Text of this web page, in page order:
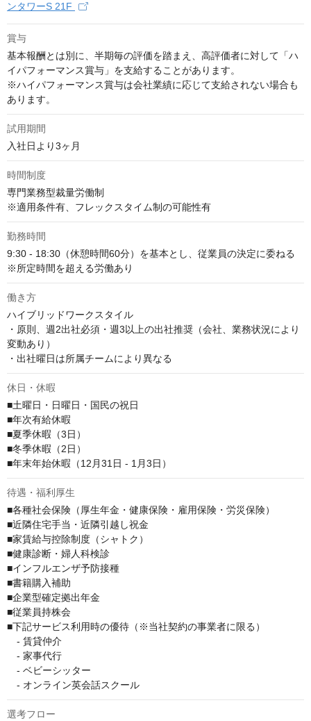
ンタワーS 21F
賞与
基本報酬とは別に、半期毎の評価を踏まえ、高評価者に対して「ハ
イパフォーマンス賞与」を支給することがあります。
※ハイパフォーマンス賞与は会社業績に応じて支給されない場合も
あります。
試用期間
入社日より3ヶ月
時間制度
専門業務型裁量労働制
※適用条件有、フレックスタイム制の可能性有
勤務時間
9:30 - 18:30（休憩時間60分）を基本とし、従業員の決定に委ねる
※所定時間を超える労働あり
働き方
ハイブリッドワークスタイル
・原則、週2出社必須・週3以上の出社推奨（会社、業務状況により
変動あり）
・出社曜日は所属チームにより異なる
休日・休暇
■土曜日・日曜日・国民の祝日
■年次有給休暇
■夏季休暇（3日）
■冬季休暇（2日）
■年末年始休暇（12月31日 - 1月3日）
待遇・福利厚生
■各種社会保険（厚生年金・健康保険・雇用保険・労災保険）
■近隣住宅手当・近隣引越し祝金
■家賃給与控除制度（シャトク）
■健康診断・婦人科検診
■インフルエンザ予防接種
■書籍購入補助
■企業型確定拠出年金
■従業員持株会
■下記サービス利用時の優待（※当社契約の事業者に限る）
- 賃貸仲介
- 家事代行
- ベビーシッター
- オンライン英会話スクール
選考フロー